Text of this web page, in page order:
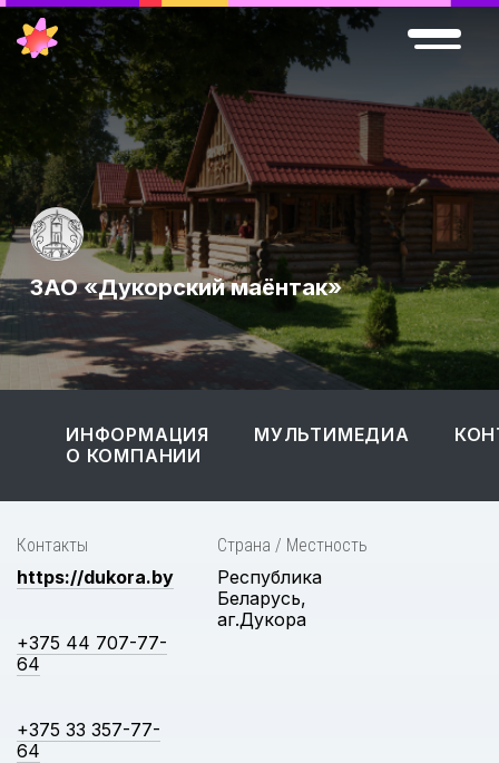
ЗАО «Дукорский маёнтак»
ИНФОРМАЦИЯ
О КОМПАНИИ
МУЛЬТИМЕДИА
Контакты
https://dukora.by
+375 44 707-77-
64
+375 33 357-77-
64
Страна / Местность
Республика
Беларусь,
аг.Дукора